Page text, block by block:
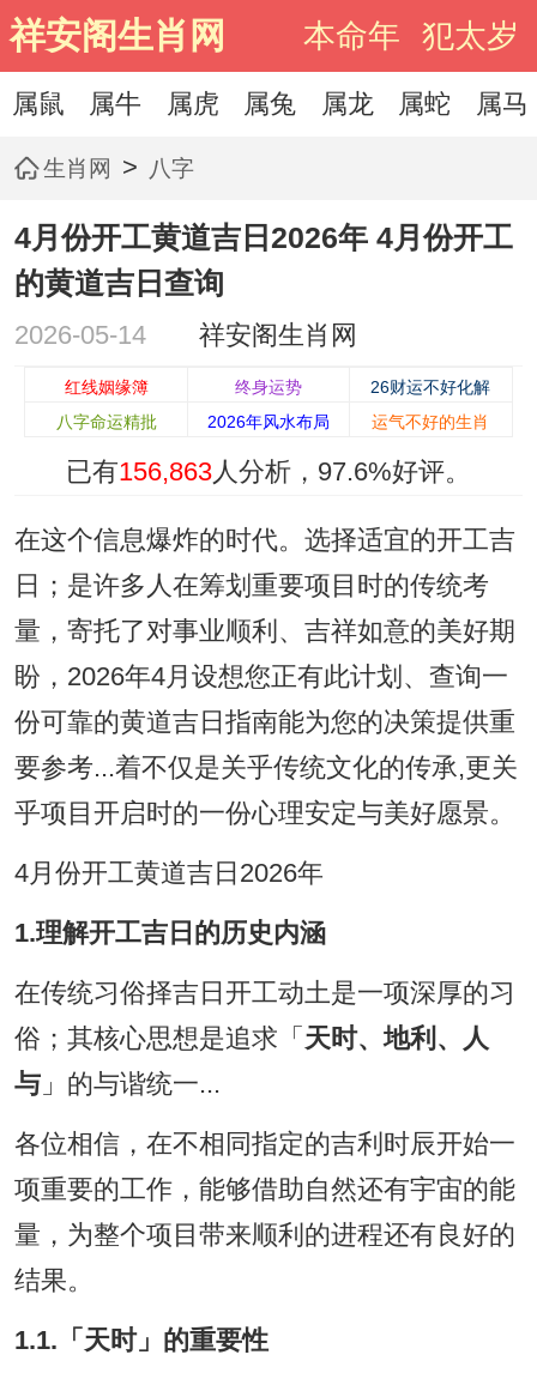
祥安阁生肖网 本命年 犯太岁
属鼠 属牛 属虎 属兔 属龙 属蛇 属马
生肖网 > 八字
4月份开工黄道吉日2026年 4月份开工
的黄道吉日查询
2026-05-14 祥安阁生肖网
红线姻缘簿 终身运势
26财运不好化解
八字命运精批
2026年风水布局 运气不好的生肖
已有156,863人分析， 97.6%好评。
在这个信息爆炸的时代。选择适宜的开工吉
日；是许多人在筹划重要项目时的传统考
量，寄托了对事业顺利、吉祥如意的美好期
盼，2026年4月设想您正有此计划、查询一
份可靠的黄道吉日指南能为您的决策提供重
要参考...着不仅是关乎传统文化的传承,更关
乎项目开启时的一份心理安定与美好愿景。
4月份开工黄道吉日2026年
1.理解开工吉日的历史内涵
在传统习俗择吉日开工动土是一项深厚的习
俗；其核心思想是追求「 天时、地利、人
与」的与谐统一...
各位相信，在不相同指定的吉利时辰开始一
项重要的工作，能够借助自然还有宇宙的能
量，为整个项目带来顺利的进程还有良好的
结果。
1.1.「天时」的重要性